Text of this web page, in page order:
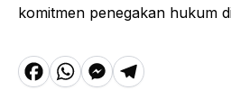
komitmen penegakan hukum
F WMT